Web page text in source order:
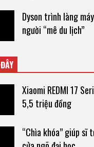
Dyson trình làng
người “mê du lịch”
Xiaomi REDMI 17
5,5 triệu đồng
“Chìa khóa” giúp sĩ